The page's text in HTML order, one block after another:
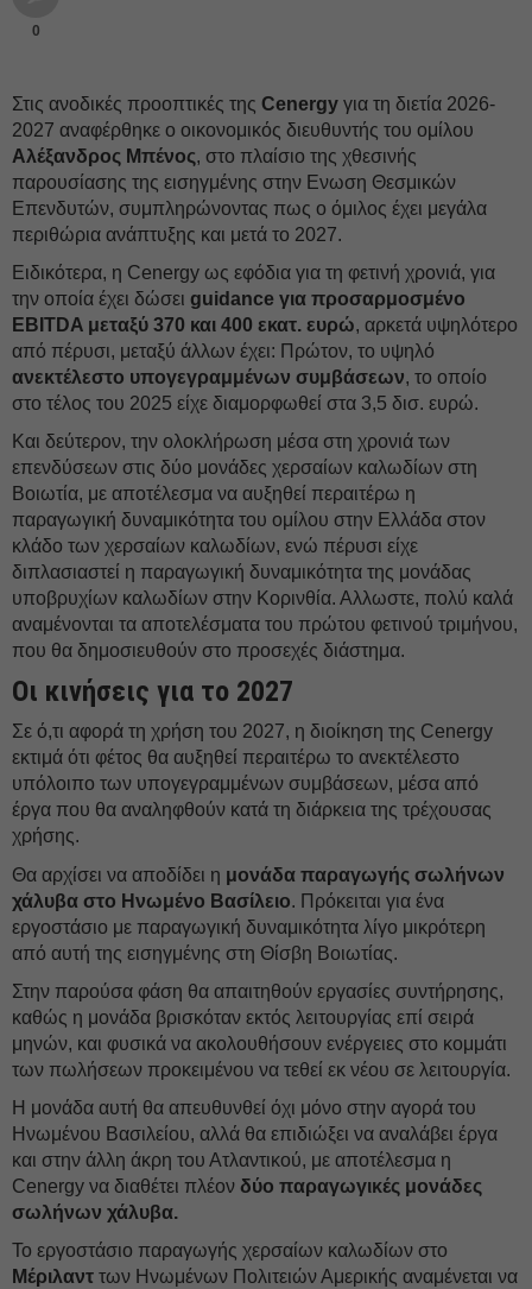
0
Στις ανοδικές προοπτικές της Cenergy για τη διετία 2026-
2027 αναφέρθηκε ο οικονομικός διευθυντής του ομίλου
Αλέξανδρος Μπένος, στο πλαίσιο της χθεσινής
παρουσίασης της εισηγμένης στην Ενωση Θεσμικών
Επενδυτών, συμπληρώνοντας πως ο όμιλος έχει μεγάλα
περιθώρια ανάπτυξης και μετά το 2027.
Ειδικότερα, η Cenergy ως εφόδια για τη φετινή χρονιά, για
την οποία έχει δώσει guidance για προσαρμοσμένο
EBITDA μεταξύ 370 και 400 εκατ. ευρώ, αρκετά υψηλότερο
από πέρυσι, μεταξύ άλλων έχει: Πρώτον, το υψηλό
ανεκτέλεστο υπογεγραμμένων συμβάσεων, το οποίο
στο τέλος του 2025 είχε διαμορφωθεί στα 3,5 δισ. ευρώ.
Και δεύτερον, την ολοκλήρωση μέσα στη χρονιά των
επενδύσεων στις δύο μονάδες χερσαίων καλωδίων στη
Βοιωτία, με αποτέλεσμα να αυξηθεί περαιτέρω η
παραγωγική δυναμικότητα του ομίλου στην Ελλάδα στον
κλάδο των χερσαίων καλωδίων, ενώ πέρυσι είχε
διπλασιαστεί η παραγωγική δυναμικότητα της μονάδας
υποβρυχίων καλωδίων στην Κορινθία. Αλλωστε, πολύ καλά
αναμένονται τα αποτελέσματα του πρώτου φετινού τριμήνου,
που θα δημοσιευθούν στο προσεχές διάστημα.
Οι κινήσεις για το 2027
Σε ό,τι αφορά τη χρήση του 2027, η διοίκηση της Cenergy
εκτιμά ότι φέτος θα αυξηθεί περαιτέρω το ανεκτέλεστο
υπόλοιπο των υπογεγραμμένων συμβάσεων, μέσα από
έργα που θα αναληφθούν κατά τη διάρκεια της τρέχουσας
χρήσης.
Θα αρχίσει να αποδίδει η μονάδα παραγωγής σωλήνων
χάλυβα στο Ηνωμένο Βασίλειο. Πρόκειται για ένα
εργοστάσιο με παραγωγική δυναμικότητα λίγο μικρότερη
από αυτή της εισηγμένης στη Θίσβη Βοιωτίας.
Στην παρούσα φάση θα απαιτηθούν εργασίες συντήρησης,
καθώς η μονάδα βρισκόταν εκτός λειτουργίας επί σειρά
μηνών, και φυσικά να ακολουθήσουν ενέργειες στο κομμάτι
των πωλήσεων προκειμένου να τεθεί εκ νέου σε λειτουργία.
Η μονάδα αυτή θα απευθυνθεί όχι μόνο στην αγορά του
Ηνωμένου Βασιλείου, αλλά θα επιδιώξει να αναλάβει έργα
και στην άλλη άκρη του Ατλαντικού, με αποτέλεσμα η
Cenergy να διαθέτει πλέον δύο παραγωγικές μονάδες
σωλήνων χάλυβα.
Το εργοστάσιο παραγωγής χερσαίων καλωδίων στο
Μέριλαντ των Ηνωμένων Πολιτειών Αμερικής αναμένεται να